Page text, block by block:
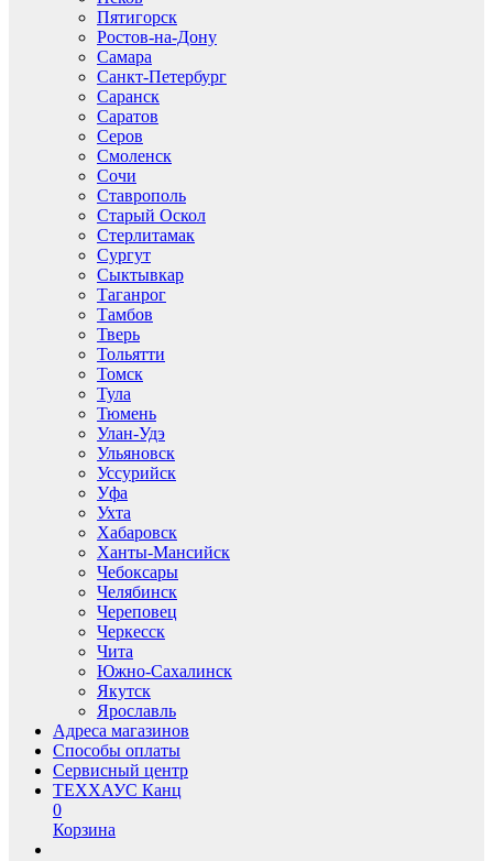
Пятигорск
Ростов-на-Дону
Самара
Санкт-Петербург
Саранск
Саратов
Серов
Смоленск
Сочи
Ставрополь
Старый Оскол
Стерлитамак
Сургут
Сыктывкар
Таганрог
Тамбов
Тверь
Тольятти
Томск
Тула
Тюмень
Улан-Удэ
Ульяновск
Уссурийск
Уфа
Ухта
Хабаровск
Ханты-Мансийск
Чебоксары
Челябинск
Череповец
Черкесск
Чита
Южно-Сахалинск
Якутск
Ярославль
Адреса магазинов
Способы оплаты
Сервисный центр
ТЕХХАУС Канц
0
Корзина